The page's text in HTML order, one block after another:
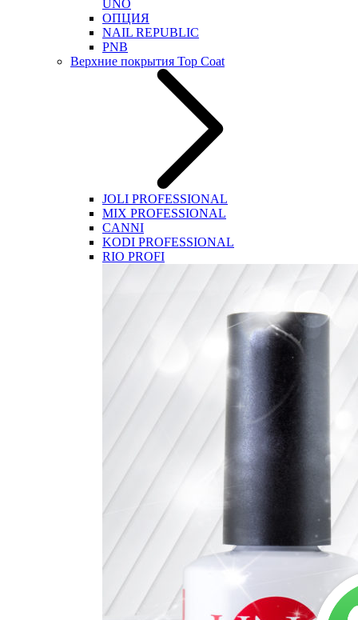
UNO
ОПЦИЯ
NAIL REPUBLIC
PNB
Верхние покрытия Top Coat
JOLI PROFESSIONAL
MIX PROFESSIONAL
CANNI
KODI PROFESSIONAL
RIO PROFI